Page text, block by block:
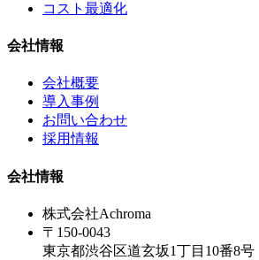
コスト最適化
会社情報
会社概要
導入事例
お問い合わせ
採用情報
会社情報
株式会社Achroma
〒150-0043
東京都渋谷区道玄坂1丁目10番8号